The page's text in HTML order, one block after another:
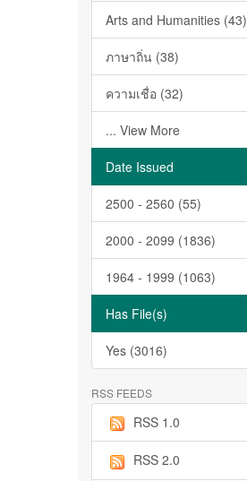
Arts and Humanities (43)
ภาษาถิ่น (38)
ความเชื่อ (32)
... View More
Date Issued
2500 - 2560 (55)
2000 - 2099 (1836)
1964 - 1999 (1063)
Has File(s)
Yes (3016)
RSS FEEDS
RSS 1.0
RSS 2.0